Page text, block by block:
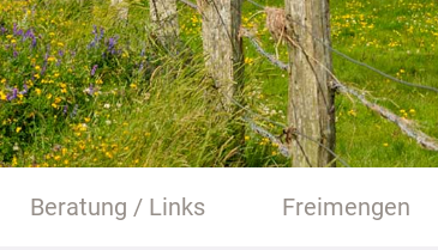
Beratung / Links Freimengen